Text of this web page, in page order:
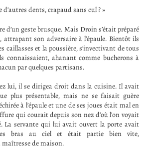
dents, crapaud sans cul ? »
d’un geste brusque. Mais Droin s’était préparé
son adversaire à l’épaule. Bientôt ils
caillasses et la poussière, s’invectivant de tous
connaissaient, ahanant comme bucherons à
par quelques partisans.
lui, il se dirigea droit dans la cuisine. Il avait
plus présentable, mais ne se faisait guère
à l’épaule et une de ses joues était mal en
qui courait depuis son nez d’où l’on voyait
La servante qui lui avait ouvert la porte avait
les bras au ciel et était partie bien vite,
de maison.